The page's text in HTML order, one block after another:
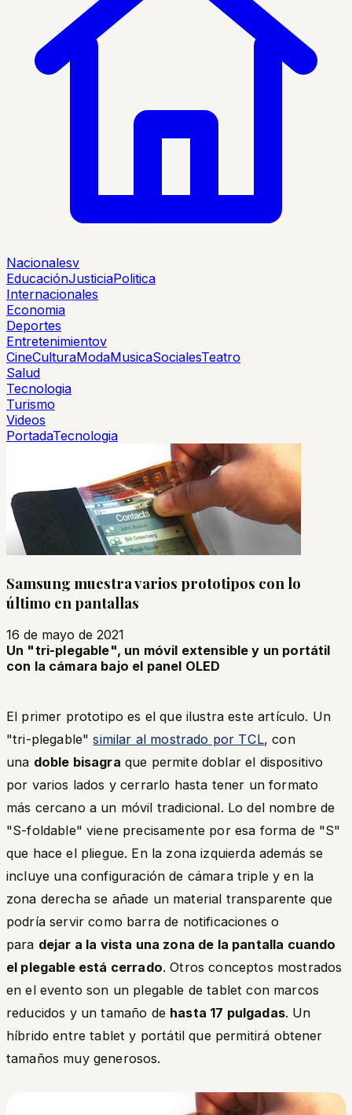
Nacionalesv
EducaciónJusticiaPolitica
Internacionales
Economia
Deportes
Entretenimientov
CineCulturaModaMusicaSocialesTeatro
Salud
Tecnologia
Turismo
Videos
PortadaTecnologia
Samsung muestra varios prototipos con lo
último en pantallas
16 de mayo de 2021
Un "tri-plegable", un móvil extensible y un portátil
con la cámara bajo el panel OLED
El primer prototipo es el que ilustra este artículo. Un
"tri-plegable"similar al mostrado por TCL, con
una doble bisagra que permite doblar el dispositivo
por varios lados y cerrarlo hasta tener un formato
más cercano a un móvil tradicional. Lo del nombre de
"S-foldable" viene precisamente por esa forma de "S"
que hace el pliegue. En la zona izquierda además se
incluye una configuración de cámara triple y en la
zona derecha se añade un material transparente que
podría servir como barra de notificaciones o
para dejar a la vista una zona de la pantalla cuando
el plegable está cerrado. Otros conceptos mostrados
en el evento son un plegable de tablet con marcos
reducidos y un tamaño de hasta 17 pulgadas. Un
híbrido entre tablet y portátil que permitirá obtener
tamaños muy generosos.